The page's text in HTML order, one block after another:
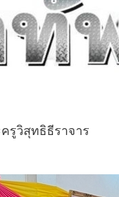
รูวิสุทธิธีราจาร